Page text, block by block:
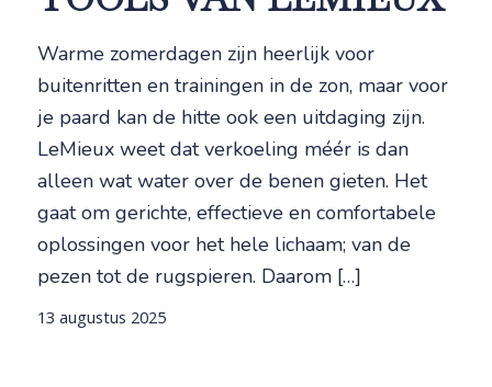
Warme zomerdagen zijn heerlijk voor
buitenritten en trainingen in de zon, maar voor
je paard kan de hitte ook een uitdaging zijn.
LeMieux weet dat verkoeling méér is dan
alleen wat water over de benen gieten. Het
gaat om gerichte, effectieve en comfortabele
oplossingen voor het hele lichaam; van de
pezen tot de rugspieren. Daarom […]
13 augustus 2025